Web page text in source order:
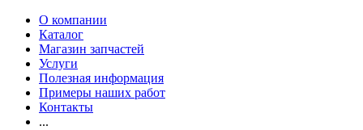
О компании
Каталог
Магазин запчастей
Услуги
Полезная информация
Примеры наших работ
Контакты
...